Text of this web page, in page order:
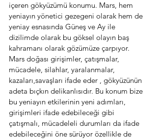
içeren gökyüzümü konumu. Mars, hem
yeniayın yönetici gezegeni olarak hem de
yeniay esnasında Güneş ve Ay ile
dizilimde olarak bu göksel olayın baş
kahramanı olarak gözümüze çarpıyor.
Mars doğası girişimler, çatışmalar,
mücadele, silahlar, yaralanmalar,
kazaları,savaşları ifade eder , gökyüzünün
adeta bıçkın delikanlısıdır. Bu konum bize
bu yeniayın etkilerinin yeni adımları,
girişimleri ifade edebileceği gibi
çatışmalı, mücadeleli durumları da ifade
edebileceğini öne sürüyor özellikle de